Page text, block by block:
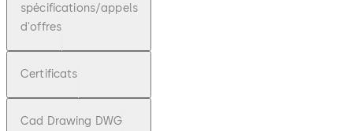
spécifications/appels
d'offres
Certificats
Cad Drawing DWG